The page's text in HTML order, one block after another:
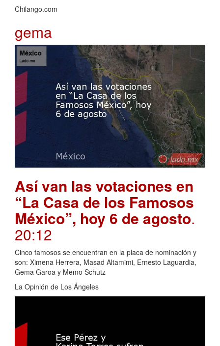
Chilango.com
gema
Así van las votaciones en
“La Casa de los Famosos
México”, hoy 6 de agosto.
20:12
Cinco famosos se encuentran en la placa de nominación y
son: Ximena Herrera, Masad Altamimi, Ernesto Laguardia,
Gema Garoa y Memo Schutz
La Opinión de Los Ángeles